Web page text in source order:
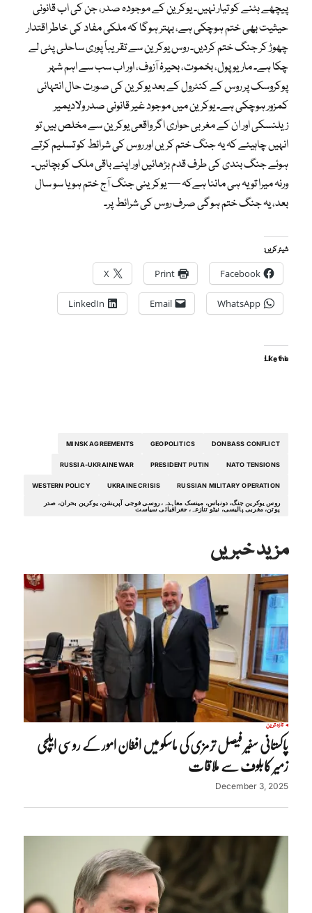
پیچھے ہٹنے کو تیار نہیں۔ یوکرین کے موجودہ صدر، جن کی اب قانونی
حیثیت بھی ختم ہوچکی ہے، بہتر ہوگا کہ ملکی مفاد کی خاطر اقتدار
چھوڑ کر جنگ ختم کردیں۔ روس یوکرین سے تقریباً پوری ساحلی پٹی لے
چکا ہے۔ ماریوپول، بخموت، بحیرۂ آزوف، اور اب سب سے اہم شہر
پوکروسک پر روس کے کنٹرول کے بعد یوکرین کی صورت حال انتہائی
کمزور ہوچکی ہے۔ یوکرین میں موجود غیر قانونی صدر ولادیمیر
زیلنسکی اور ان کے مغربی حواری اگر واقعی یوکرین سے مخلص ہیں تو
انہیں چاہیئے کہ یہ جنگ ختم کریں اور روس کی شرائط کو تسلیم کرتے
ہوئے جنگ بندی کی طرف قدم بڑھائیں اور اپنے باقی ملک کو بچائیں۔
ورنہ میرا تو یہ ہی ماننا ہےکہ — یوکرینی جنگ آج ختم ہو یا سو سال
بعد، یہ جنگ ختم ہوگی صرف روس کی شرائط پر۔
شیئر کریں:
Facebook
Print
X
WhatsApp
Email
LinkedIn
Like this:
DONBASS CONFLICT
GEOPOLITICS
MINSK AGREEMENTS
NATO TENSIONS
PRESIDENT PUTIN
RUSSIA-UKRAINE WAR
RUSSIAN MILITARY OPERATION
UKRAINE CRISIS
WESTERN POLICY
روس یوکرین جنگ، دونباس، مینسک معاہدہ، روسی فوجی آپریشن، یوکرین بحران، صدر
پوتن، مغربی پالیسی، نیٹو تنازعہ، جغرافیائی سیاست
مزید خبریں
تازہ ترین
پاکستانی سفیر فیصل ترمزی کی ماسکو میں افغان امور کے روسی ایلچی
زمیر کابلوف سے ملاقات
December 3, 2025